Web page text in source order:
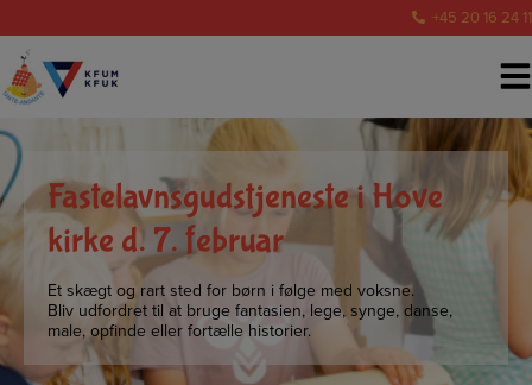
indholdet
+45 20 16 24 11
Fastelavnsgudstjeneste i Hove
kirke d. 7. februar
Et skægt og rart sted for børn i følge med voksne.
Bliv udfordret til at bruge fantasien, lege, synge, danse,
male, opfinde eller fortælle historier.